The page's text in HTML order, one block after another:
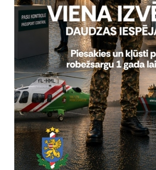
atturētas no nelikumīgas valsts
Galvenās pārvaldes
, mob.20364206
jolanta.babisko@rs.gov.lv